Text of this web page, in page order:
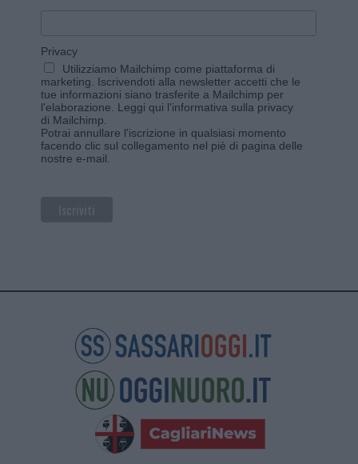
Privacy
Utilizziamo Mailchimp come piattaforma di
marketing. Iscrivendoti alla newsletter accetti che le
tue informazioni siano trasferite a Mailchimp per
l'elaborazione. Leggi qui l'informativa sulla privacy
di Mailchimp
Potrai annullare l'iscrizione in qualsiasi momento
facendo clic sul collegamento nel piè di pagina delle
nostre e-mail.